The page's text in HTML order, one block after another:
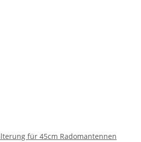
für 45cm Radomantennen